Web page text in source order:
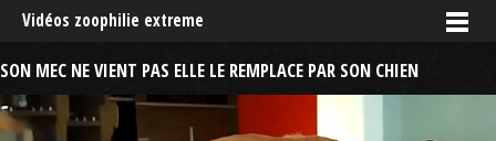
Vidéos zoophilie extreme
SON MEC NE VIENT PAS ELLE LE REMPLACE PAR SON CHIEN